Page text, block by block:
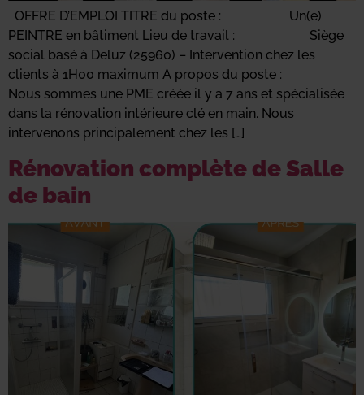
OFFRE D’EMPLOI TITRE du poste : Un(e)
PEINTRE en bâtiment Lieu de travail : Siège
social basé à Deluz (25960) – Intervention chez les
clients à 1H00 maximum A propos du poste :
Nous sommes une PME créée il y a 7 ans et spécialisée
dans la rénovation intérieure clé en main. Nous
intervenons principalement chez les […]
Rénovation complète de Salle
de bain